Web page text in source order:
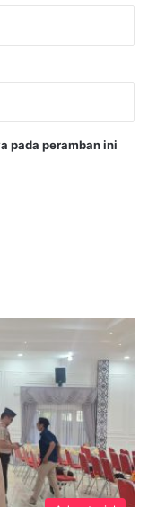
pada peramban ini